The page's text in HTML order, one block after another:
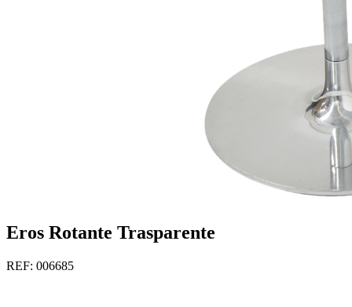
Eros Rotante Trasparente
REF: 006685